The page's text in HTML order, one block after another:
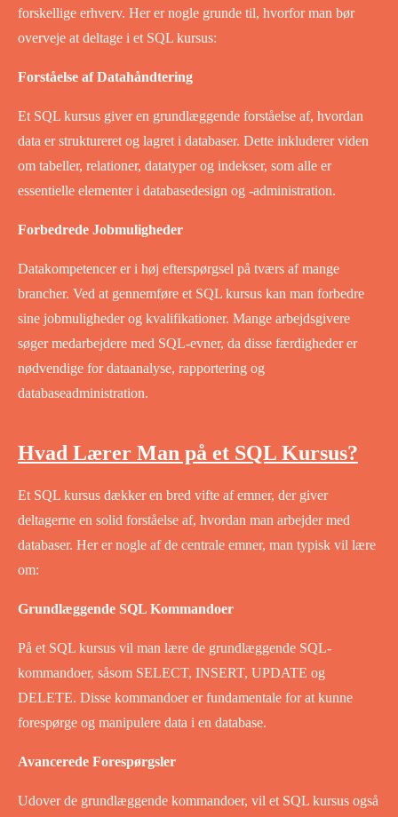
forskellige erhverv. Her er nogle grunde til, hvorfor man bør
overveje at deltage i et SQL kursus:
Forståelse af Datahåndtering
Et SQL kursus giver en grundlæggende forståelse af, hvordan
data er struktureret og lagret i databaser. Dette inkluderer viden
om tabeller, relationer, datatyper og indekser, som alle er
essentielle elementer i databasedesign og -administration.
Forbedrede Jobmuligheder
Datakompetencer er i høj efterspørgsel på tværs af mange
brancher. Ved at gennemføre et SQL kursus kan man forbedre
sine jobmuligheder og kvalifikationer. Mange arbejdsgivere
søger medarbejdere med SQL-evner, da disse færdigheder er
nødvendige for dataanalyse, rapportering og
databaseadministration.
Hvad Lærer Man på et SQL Kursus?
Et SQL kursus dækker en bred vifte af emner, der giver
deltagerne en solid forståelse af, hvordan man arbejder med
databaser. Her er nogle af de centrale emner, man typisk vil lære
om:
Grundlæggende SQL Kommandoer
På et SQL kursus vil man lære de grundlæggende SQL-
kommandoer, såsom SELECT, INSERT, UPDATE og
DELETE. Disse kommandoer er fundamentale for at kunne
forespørge og manipulere data i en database.
Avancerede Forespørgsler
Udover de grundlæggende kommandoer, vil et SQL kursus også